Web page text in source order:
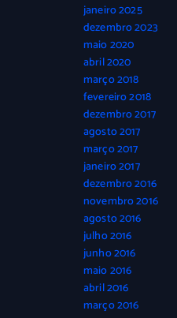
janeiro 2025
dezembro 2023
maio 2020
abril 2020
março 2018
fevereiro 2018
dezembro 2017
agosto 2017
março 2017
janeiro 2017
dezembro 2016
novembro 2016
agosto 2016
julho 2016
junho 2016
maio 2016
abril 2016
março 2016